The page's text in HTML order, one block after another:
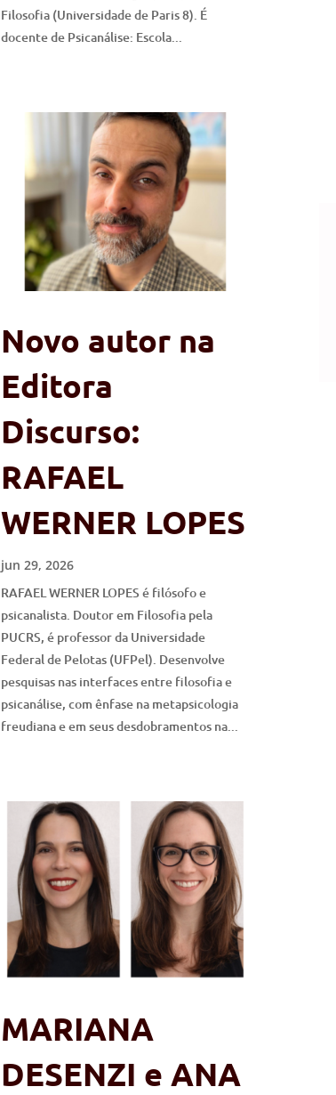
Filosofia (Universidade de Paris 8). É
docente de Psicanálise: Escola...
Novo autor na
Editora
Discurso:
RAFAEL
WERNER LOPES
jun 29, 2026
RAFAEL WERNER LOPES é filósofo e
psicanalista. Doutor em Filosofia pela
PUCRS, é professor da Universidade
Federal de Pelotas (UFPel). Desenvolve
pesquisas nas interfaces entre filosofia e
psicanálise, com ênfase na metapsicologia
freudiana e em seus desdobramentos na...
MARIANA
DESENZI e ANA